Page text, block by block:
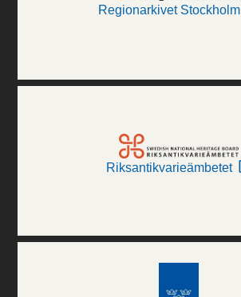
Regionarkivet Stockholm
Riksantikvarieämbetet